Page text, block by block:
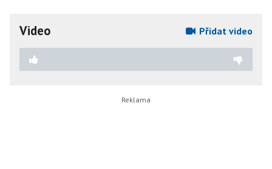
Video Přidat video